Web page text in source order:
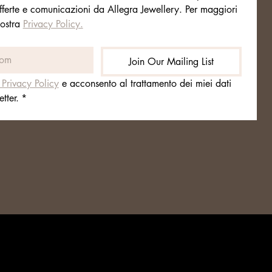
e comunicazioni da Allegra Jewellery. Per maggiori
Privacy Policy.
Join Our Mailing List
Privacy Policy e acconsento al trattamento dei miei dati
*